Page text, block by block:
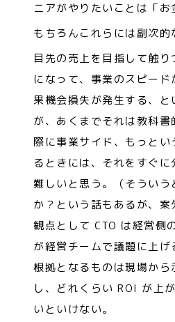
ニアがやりたいことは「お
もちろんこれらには副次的
目先の売上を目指して触
になって、事業のスピー
果機会損失が発生する、と
が、あくまでそれは教科書
際に事業サイド、もっとい
るときには、それをすぐ
難しいと思う。（そういう
か？という話もあるが、
観点として CTO は経営側
が経営チームで議題に上げ
根拠となるものは現場から
し、どれくらい ROI が上
いといけない。